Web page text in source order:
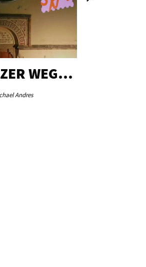
WEG…
Andres